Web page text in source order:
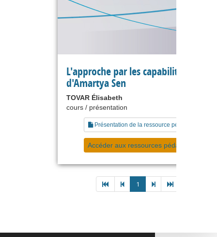
L'approche par les capabilités
d'Amartya Sen
TOVAR Élisabeth
cours / présentation
Présentation de la ressource pédagogique
Accéder aux ressources pédagogiques
1